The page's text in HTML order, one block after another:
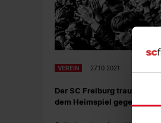
VEREIN 27.10.2021
Der SC Freiburg trauert um
dem Heimspiel gegen RB